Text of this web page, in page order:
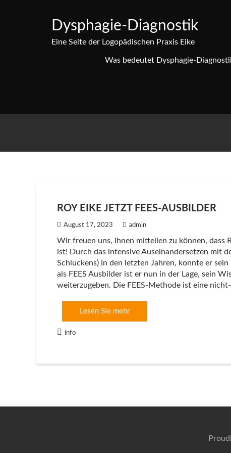
Dysphagie-Diagnostik
Eine Seite der Logopädischen Praxis Eike
Was bedeutet Dysphagie-
ROY EIKE JETZT FEES-AUSBILDER
August 17, 2023 admin
Wir freuen uns, Ihnen mitteilen zu können, dass
ist! Durch das intensive Auseinandersetzen mit
Schluckens) in den letzten Jahren, konnte er
als FEES Ausbilder ist er nun in der Lage, sein
weiterzugeben. Die FEES-Methode ist eine
Lesen Sie mehr
info